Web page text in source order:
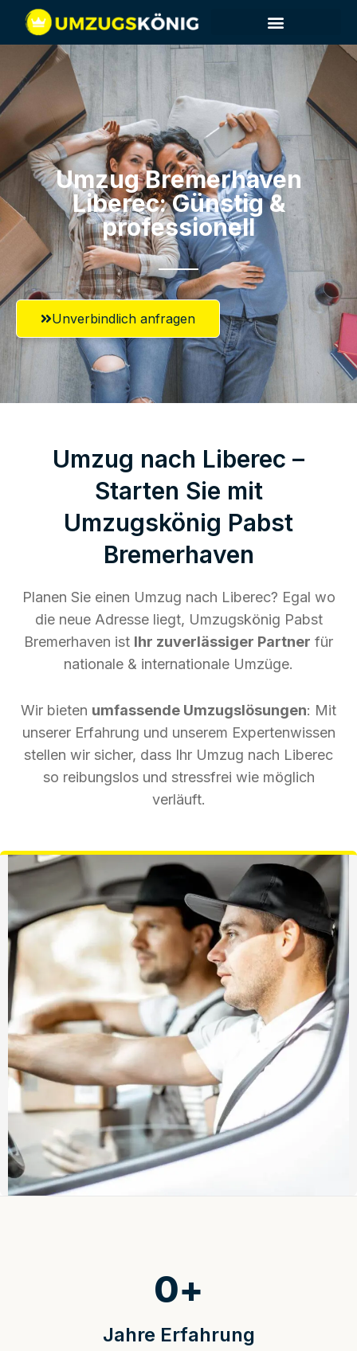
Umzug Bremerhaven​
Liberec: Günstig &
professionell​
Unverbindlich anfragen
Umzug nach Liberec –
Starten Sie mit
Umzugskönig Pabst
Bremerhaven
Planen Sie einen Umzug nach Liberec? Egal wo
die neue Adresse liegt, Umzugskönig Pabst
Bremerhaven ist Ihr zuverlässiger Partner für
nationale & internationale Umzüge.
Wir bieten umfassende Umzugslösungen: Mit
unserer Erfahrung und unserem Expertenwissen
stellen wir sicher, dass Ihr Umzug nach Liberec
so reibungslos und stressfrei wie möglich
verläuft.
Jahre Erfahrung
0+